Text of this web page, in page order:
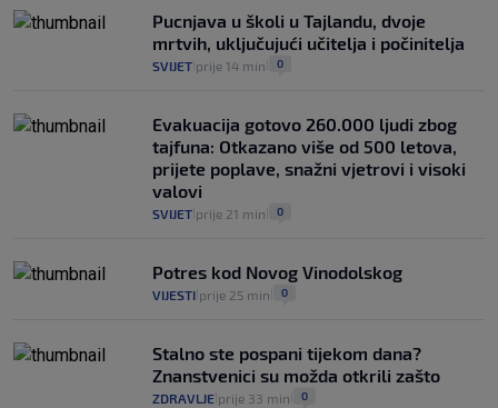
Pucnjava u školi u Tajlandu, dvoje
mrtvih, uključujući učitelja i počinitelja
SVIJET prije 14 min 0
Evakuacija gotovo 260.000 ljudi zbog
tajfuna: Otkazano više od 500 letova,
prijete poplave, snažni vjetrovi i visoki
valovi
SVIJET prije 21 min 0
Potres kod Novog Vinodolskog
VIJESTI prije 25 min 0
Stalno ste pospani tijekom dana?
Znanstvenici su možda otkrili zašto
ZDRAVLJE prije 33 min 0